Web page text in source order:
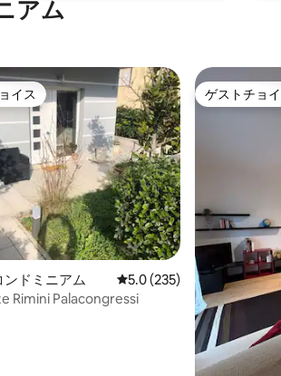
アム
つ星の平均評価
トチョイスです。
イス
ンドミニアム レビュー235件、5つ星中
5.0 (235)
Rimini Palacongressi
ゲストチョ
ゲストチョ